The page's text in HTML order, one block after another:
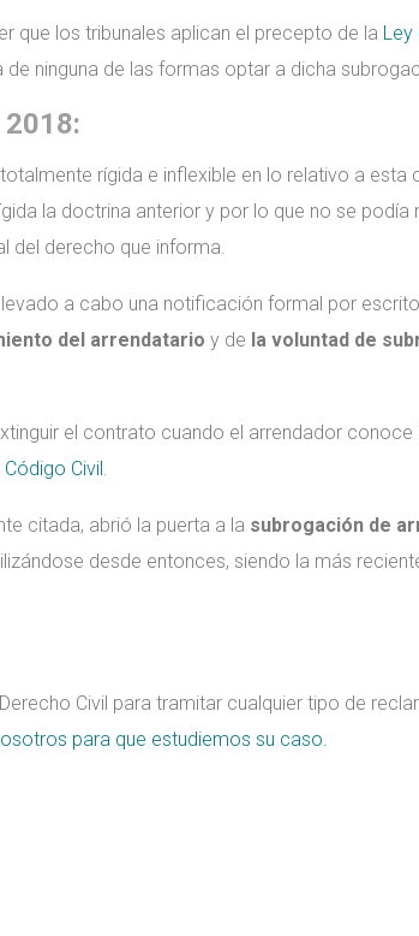
que los tribunales aplican el precepto de la Ley
ninguna de las formas optar a dicha
rígida e inflexible en lo relativo a esta
la doctrina anterior y por lo que no se
del derecho que informa.
a cabo una notificación formal por
del arrendatario y de la voluntad de
el contrato cuando el arrendador
Código Civil.
citada, abrió la puerta a la subrogación de
desde entonces, siendo la más
Civil para tramitar cualquier tipo de
para que estudiemos su caso.